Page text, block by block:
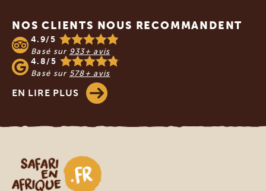
NOS CLIENTS NOUS RECOMMANDENT
4.9/5
Basé sur 933+ avis
4.8/5
Basé sur 578+ avis
EN LIRE PLUS
Safari en Afrique